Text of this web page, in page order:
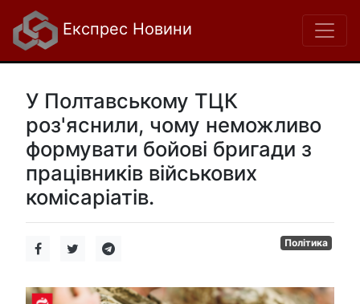
Експрес Новини
У Полтавському ТЦК
роз'яснили, чому неможливо
формувати бойові бригади з
працівників військових
комісаріатів.
Політика